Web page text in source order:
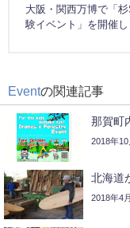
大阪・関西万博で「
験イベント」を開催し
Eventの関連記事
那賀町
2018年10
北海道
2018年4